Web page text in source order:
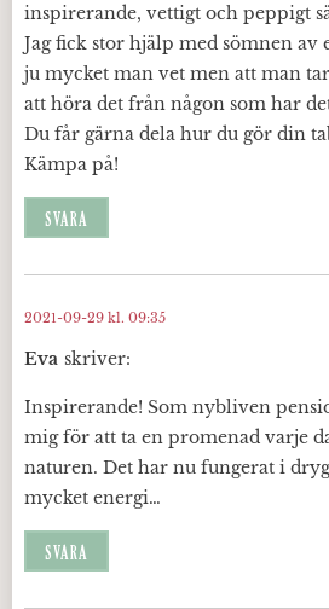
inspirerande, vettigt och peppigt
Jag fick stor hjälp med sömnen av
ju mycket man vet men att man
att höra det från någon som har
Du får gärna dela hur du gör din
Kämpa på!
SVARA
Eva skriver:
2021-09-29 kl. 09:35
Inspirerande! Som nybliven
mig för att ta en promenad varje
naturen. Det har nu fungerat i
mycket energi…
SVARA